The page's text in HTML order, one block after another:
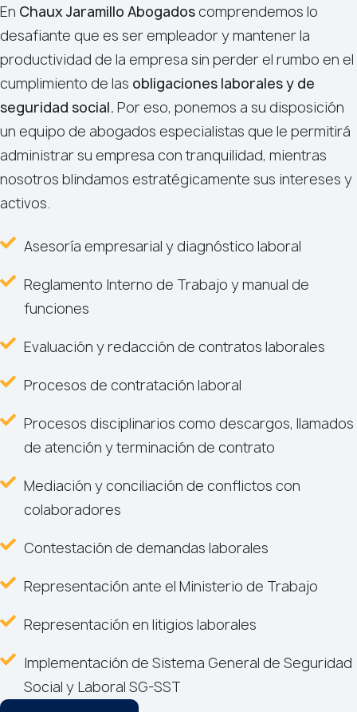
En Chaux Jaramillo Abogados comprendemos lo
desafiante que es ser empleador y mantener la
productividad de la empresa sin perder el rumbo en el
cumplimiento de las obligaciones laborales y de
seguridad social. Por eso, ponemos a su disposición
un equipo de abogados especialistas que le permitirá
administrar su empresa con tranquilidad, mientras
nosotros blindamos estratégicamente sus intereses y
activos.
Asesoría empresarial y diagnóstico laboral
Reglamento Interno de Trabajo y manual de
funciones
Evaluación y redacción de contratos laborales
Procesos de contratación laboral
Procesos disciplinarios como descargos, llamados
de atención y terminación de contrato
Mediación y conciliación de conflictos con
colaboradores
Contestación de demandas laborales
Representación ante el Ministerio de Trabajo
Representación en litigios laborales
Implementación de Sistema General de Seguridad
Social y Laboral SG-SST